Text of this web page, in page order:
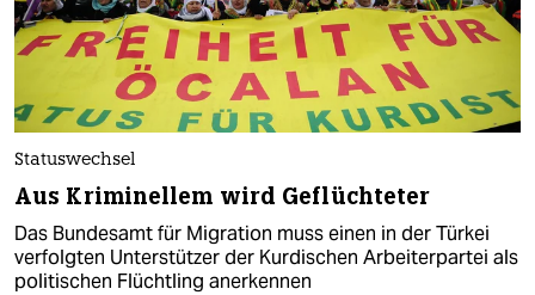
Statuswechsel
Aus Kriminellem wird Geflüchteter
Das Bundesamt für Migration muss einen in der Türkei
verfolgten Unterstützer der Kurdischen Arbeiterpartei als
politischen Flüchtling anerkennen